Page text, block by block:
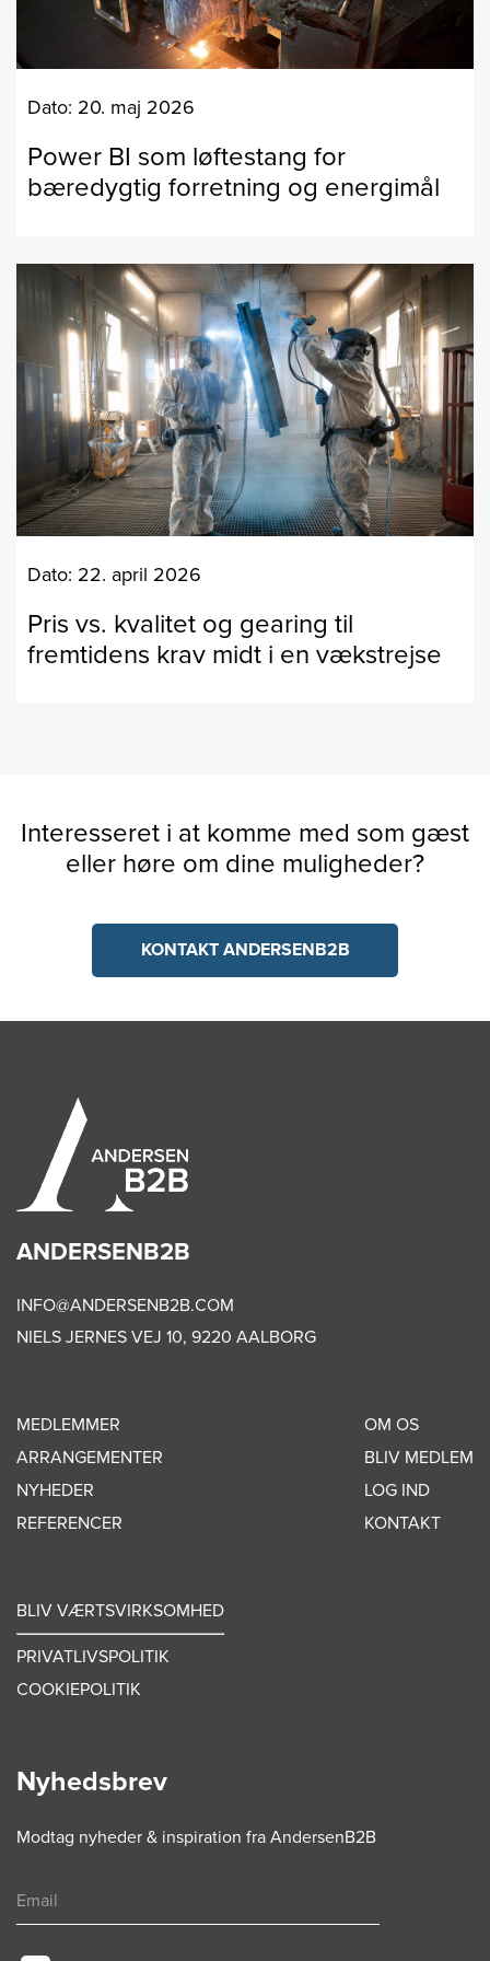
Dato: 20. maj 2026
Power BI som løftestang for
bæredygtig forretning og energimål
Dato: 22. april 2026
Pris vs. kvalitet og gearing til
fremtidens krav midt i en vækstrejse
Interesseret i at komme med som gæst
eller høre om dine muligheder?
KONTAKT ANDERSENB2B
ANDERSENB2B
INFO@ANDERSENB2B.COM
NIELS JERNES VEJ 10, 9220 AALBORG
MEDLEMMER
ARRANGEMENTER
NYHEDER
REFERENCER
OM OS
BLIV MEDLEM
LOG IND
KONTAKT
BLIV VÆRTSVIRKSOMHED
PRIVATLIVSPOLITIK
COOKIEPOLITIK
Nyhedsbrev
Modtag nyheder & inspiration fra AndersenB2B